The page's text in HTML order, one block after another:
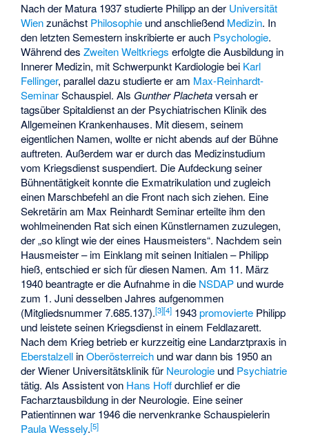
Nach der Matura 1937 studierte Philipp an der Universität
Wienzunächst Philosophie und anschließend Medizin. In
den letzten Semestern inskribierte er auch Psychologie.
Während desZweiten Weltkriegs erfolgte die Ausbildung in
Innerer Medizin, mit Schwerpunkt Kardiologie bei Karl
Fellinger, parallel dazu studierte er am Max-Reinhardt-
SeminarSchauspiel. Als Gunther Plachetaversah er
tagsüber Spitaldienst an der Psychiatrischen Klinik des
Allgemeinen Krankenhauses. Mit diesem, seinem
eigentlichen Namen, wollte er nicht abends auf der Bühne
auftreten. Außerdem war er durch das Medizinstudium
vom Kriegsdienst suspendiert. Die Aufdeckung seiner
Bühnentätigkeit konnte die Exmatrikulation und zugleich
einen Marschbefehl an die Front nach sich ziehen. Eine
Sekretärin am Max Reinhardt Seminar erteilte ihm den
wohlmeinenden Rat sich einen Künstlernamen zuzulegen,
der „so klingt wie der eines Hausmeisters“. Nachdem sein
Hausmeister – im Einklang mit seinen Initialen – Philipp
hieß, entschied er sich für diesen Namen. Am 11. März
1940 beantragte er die Aufnahme in die NSDAP und wurde
zum 1. Juni desselben Jahres aufgenommen
(Mitgliedsnummer 7.685.137).[3][4] 1943promovierte Philipp
und leistete seinen Kriegsdienst in einem Feldlazarett.
Nach dem Krieg betrieb er kurzzeitig eine Landarztpraxis in
Eberstalzell inOberösterreich und war dann bis 1950 an
der Wiener Universitätsklinik für Neurologie und Psychiatrie
tätig. Als Assistent von Hans Hoffdurchlief er die
Facharztausbildung in der Neurologie. Eine seiner
Patientinnen war 1946 die nervenkranke Schauspielerin
Paula Wessely.[5]